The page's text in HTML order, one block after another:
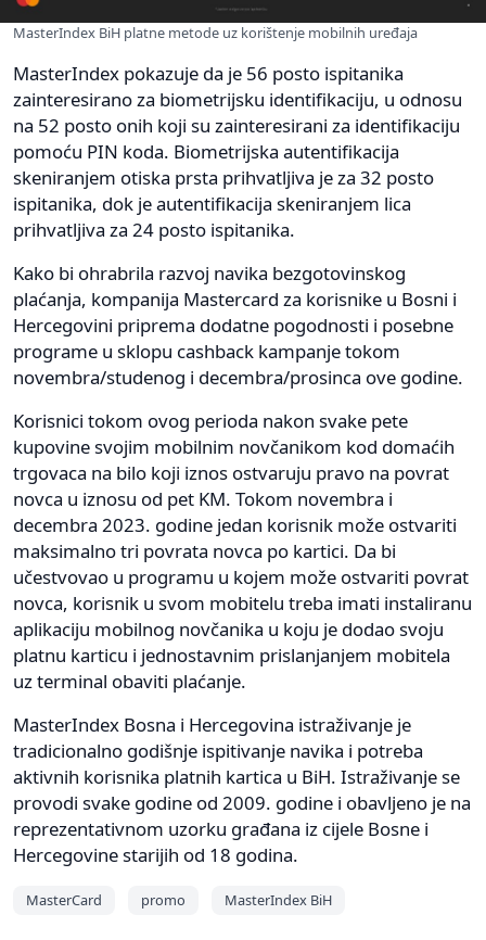
MasterIndex BiH platne metode uz korištenje mobilnih uređaja
MasterIndex pokazuje da je 56 posto ispitanika
zainteresirano za biometrijsku identifikaciju, u odnosu
na 52 posto onih koji su zainteresirani za identifikaciju
pomoću PIN koda. Biometrijska autentifikacija
skeniranjem otiska prsta prihvatljiva je za 32 posto
ispitanika, dok je autentifikacija skeniranjem lica
prihvatljiva za 24 posto ispitanika.
Kako bi ohrabrila razvoj navika bezgotovinskog
plaćanja, kompanija Mastercard za korisnike u Bosni i
Hercegovini priprema dodatne pogodnosti i posebne
programe u sklopu cashback kampanje tokom
novembra/studenog i decembra/prosinca ove godine.
Korisnici tokom ovog perioda nakon svake pete
kupovine svojim mobilnim novčanikom kod domaćih
trgovaca na bilo koji iznos ostvaruju pravo na povrat
novca u iznosu od pet KM. Tokom novembra i
decembra 2023. godine jedan korisnik može ostvariti
maksimalno tri povrata novca po kartici. Da bi
učestvovao u programu u kojem može ostvariti povrat
novca, korisnik u svom mobitelu treba imati instaliranu
aplikaciju mobilnog novčanika u koju je dodao svoju
platnu karticu i jednostavnim prislanjanjem mobitela
uz terminal obaviti plaćanje.
MasterIndex Bosna i Hercegovina istraživanje je
tradicionalno godišnje ispitivanje navika i potreba
aktivnih korisnika platnih kartica u BiH. Istraživanje se
provodi svake godine od 2009. godine i obavljeno je na
reprezentativnom uzorku građana iz cijele Bosne i
Hercegovine starijih od 18 godina.
MasterCard promo MasterIndex BiH